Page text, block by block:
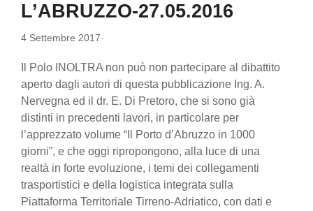
L’ABRUZZO-27.05.2016
4 Settembre 2017-
Il Polo INOLTRA non può non partecipare al dibattito
aperto dagli autori di questa pubblicazione Ing. A.
Nervegna ed il dr. E. Di Pretoro, che si sono già
distinti in precedenti lavori, in particolare per
l’apprezzato volume “Il Porto d’Abruzzo in 1000
giorni”, e che oggi ripropongono, alla luce di una
realtà in forte evoluzione, i temi dei collegamenti
trasportistici e della logistica integrata sulla
Piattaforma Territoriale Tirreno-Adriatico, con dati e